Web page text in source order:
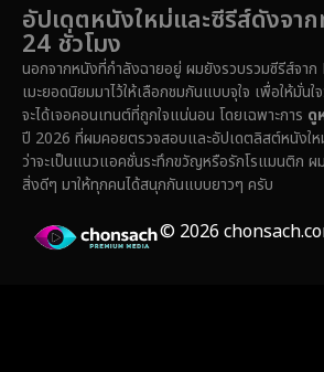
อัปเดตหนังใหม่และซีรีส์ดังจา
24 ชั่วโมง
นอกจากหนังที่กำลังฉายอยู่ ผมยังรวบรวมซีรีส์จา
เมะยอดนิยมมาไว้ให้เลือกชมกันแบบจุใจ เพื่อให้มั่น
จะได้เจอคอนเทนต์ที่ถูกใจแน่นอน โดยเฉพาะการ ดู
ปี 2026 ที่ผมคอยตรวจสอบและอัปเดตลิสต์หนังใ
ว่าจะเป็นแนวแอคชั่นระทึกขวัญหรือรักโรแมนติก
สิ่งดีๆ มาให้ทุกคนได้สนุกกันแบบยาวๆ ครับ
© 2026